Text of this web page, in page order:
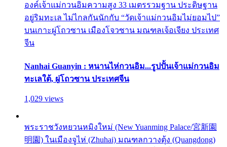
องค์เจ้าแม่กวนอิมความสูง 33 เมตรรวมฐาน ประดิษฐาน
อยู่ริมทะเล ไม่ไกลกันนักกับ “วัดเจ้าแม่กวนอิมไม่ยอมไป”
บนเกาะผู่โถวซาน เมืองโจวซาน มณฑลเจ้อเจียง ประเทศ
จีน
Nanhai Guanyin : หนานไห่กวนอิม...รูปปั้นเจ้าแม่กวนอิม
ทะเลใต้, ผู่โถวซาน ประเทศจีน
1,029 views
พระราชวังหยวนหมิงใหม่ (New Yuanming Palace/宮新園
明園) ในเมืองจูไห่ (Zhuhai) มณฑลกวางตุ้ง (Quangdong)